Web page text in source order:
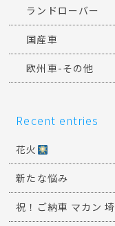
ランドローバー
国産車
欧州車-その他
Recent entries
花火
新たな悩み
祝！ご納車 マカン